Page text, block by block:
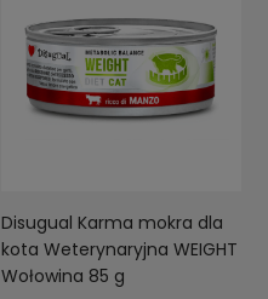
Disugual Karma mokra dla
kota Weterynaryjna WEIGHT
Wołowina 85 g